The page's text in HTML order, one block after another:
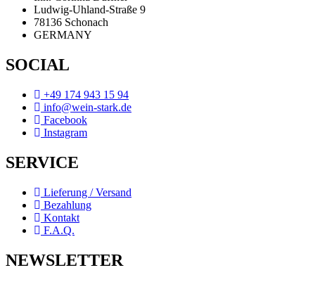
Ludwig-Uhland-Straße 9
78136 Schonach
GERMANY
SOCIAL
+49 174 943 15 94
info@wein-stark.de
Facebook
Instagram
SERVICE
Lieferung / Versand
Bezahlung
Kontakt
F.A.Q.
NEWSLETTER